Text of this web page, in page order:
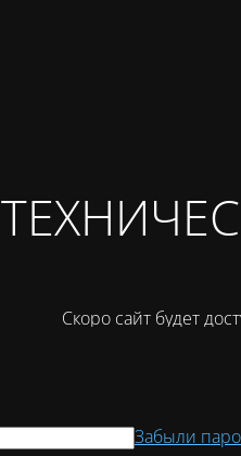
Скоро сайт будет
Забыли